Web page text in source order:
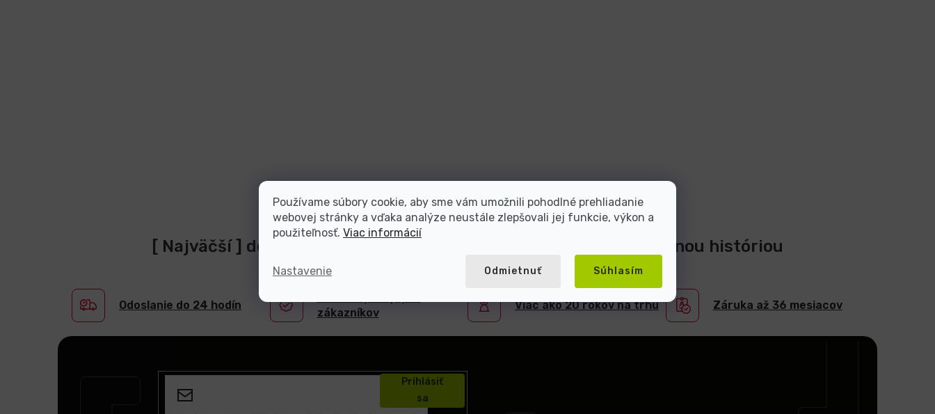
Používame súbory cookie, aby sme vám umožnili pohodlné prehliadanie
webovej stránky a vďaka analýze neustále zlepšovali jej funkcie, výkon a
použiteľnosť. Viac informácií
Nastavenie Odmietnuť Súhlasím
[ Najväčší ] dodávateľ repasovanej elektroniky s viac ako 20-ročnou históriou
Odoslanie do 24 hodín
zákazníkov
Viac ako 20 rokov na trhu Záruka až 36 mesiacov
Prihlásiť
sa